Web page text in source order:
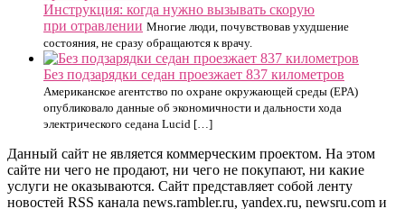
Инструкция: когда нужно вызывать скорую
при отравлении Многие люди, почувствовав ухудшение
состояния, не сразу обращаются к врачу.
Без подзарядки седан проезжает 837 километров
Американское агентство по охране окружающей среды (EPA)
опубликовало данные об экономичности и дальности хода
электрического седана Lucid […]
Данный сайт не является коммерческим проектом. На этом
сайте ни чего не продают, ни чего не покупают, ни какие
услуги не оказываются. Сайт представляет собой ленту
новостей RSS канала news.rambler.ru, yandex.ru, newsru.com и